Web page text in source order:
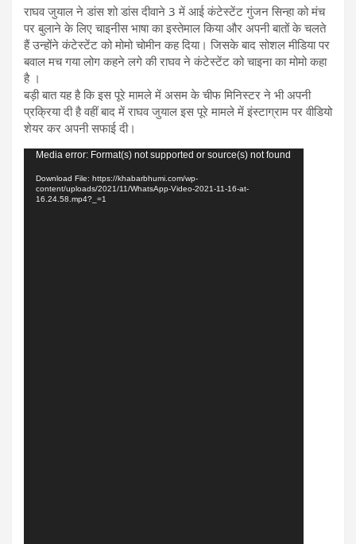
राघव जुयाल ने डांस शो डांस दीवाने 3 में आई कंटेस्टेंट गुंजन सिन्हा को मंच
पर बुलाने के लिए चाइनीस भाषा का इस्तेमाल किया और अपनी बातों के चलते
हैं उन्होंने कंटेस्टेंट को मोमो चोमीन कह दिया। जिसके बाद सोशल मीडिया पर
बवाल मच गया लोग कहने लगे की राघव ने कंटेस्टेंट को चाइना का मोमो कहा
है ।
बड़ी बात यह है कि इस पूरे मामले में असम के चीफ मिनिस्टर ने भी अपनी
प्रक्रिया दी है वहीं बाद में राघव जुयाल इस पूरे मामले में इंस्टाग्राम पर वीडियो
शेयर कर अपनी सफाई दी।
Video
Media error: Format(s) not supported or source(s) not found
Download File: https://khabarbhumi.com/wp-
content/uploads/2021/11/WhatsApp-Video-2021-11-16-at-
16.24.58.mp4?_=1